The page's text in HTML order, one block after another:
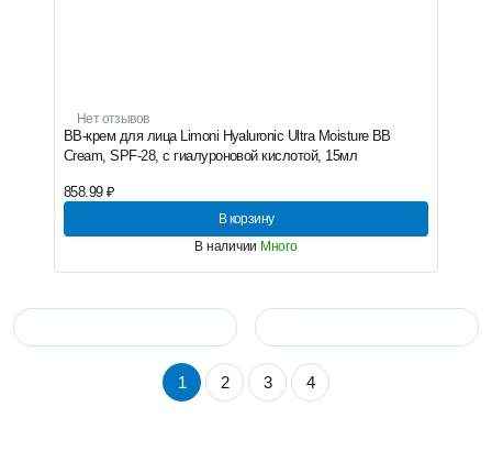
Нет отзывов
BB-крем для лица Limoni Hyaluronic Ultra Moisture BB
Cream, SPF-28, с гиалуроновой кислотой, 15мл
858.99 ₽
В корзину
В наличии Много
1 2 3 4